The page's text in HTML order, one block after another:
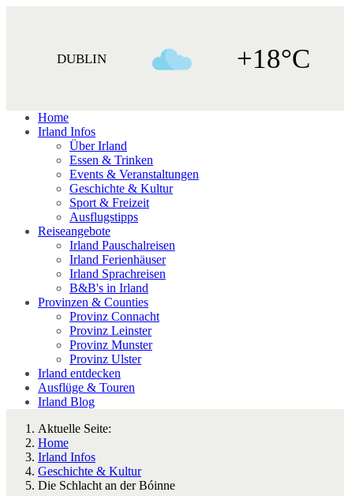
DUBLIN +18°C
Home
Irland Infos
Über Irland
Essen & Trinken
Events & Veranstaltungen
Geschichte & Kultur
Sport & Freizeit
Ausflugstipps
Reiseangebote
Irland Pauschalreisen
Irland Ferienhäuser
Irland Sprachreisen
B&B's in Irland
Provinzen & Counties
Provinz Connacht
Provinz Leinster
Provinz Munster
Provinz Ulster
Irland entdecken
Ausflüge & Touren
Irland Blog
Aktuelle Seite:
Home
Irland Infos
Geschichte & Kultur
Die Schlacht an der Bóinne